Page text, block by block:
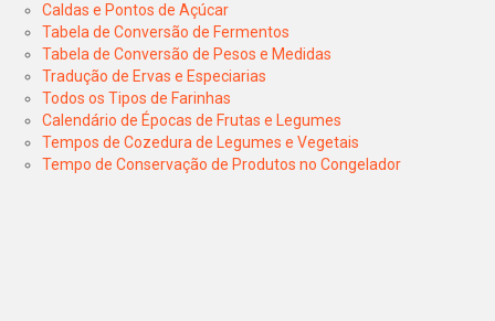
Caldas e Pontos de Açúcar
Tabela de Conversão de Fermentos
Tabela de Conversão de Pesos e Medidas
Tradução de Ervas e Especiarias
Todos os Tipos de Farinhas
Calendário de Épocas de Frutas e Legumes
Tempos de Cozedura de Legumes e Vegetais
Tempo de Conservação de Produtos no Congelador